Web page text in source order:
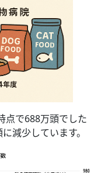
点で688万頭でした
減少しています。